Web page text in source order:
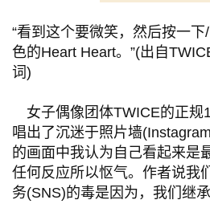
“看到这个要微笑，然后按一
色的Heart Heart。”(出自
词)
女子偶像团体TWICE的正规
唱出了沉迷于照片墙
的画面中我认为自己看起来是
任何反应所以怄气。作者说我
务(SNS)的毒是因为，我们继